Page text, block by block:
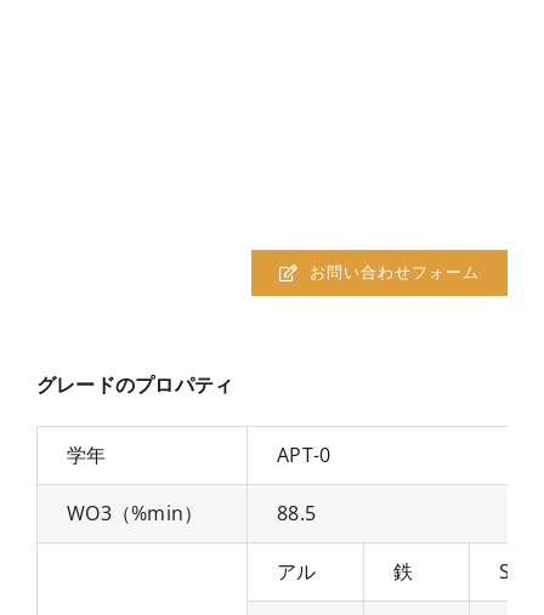
お問い合わせフォーム
グレードのプロパティ
学年 APT-0
WO3（%min） 88.5
アル 鉄 S